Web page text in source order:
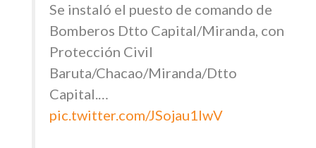
Se instaló el puesto de comando de
Bomberos Dtto Capital/Miranda, con
Protección Civil
Baruta/Chacao/Miranda/Dtto
Capital.…
pic.twitter.com/JSojau1IwV